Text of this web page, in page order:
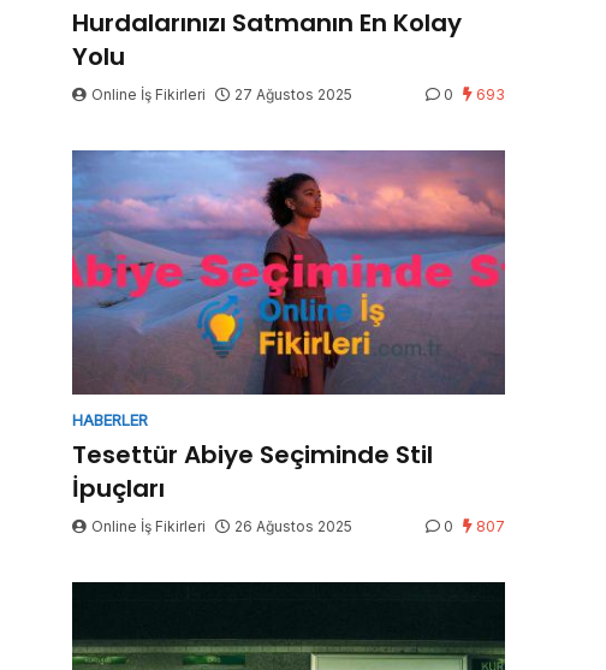
Hurdalarınızı Satmanın En Kolay
Yolu
Online İş Fikirleri 27 Ağustos 2025 0 693
HABERLER
Tesettür Abiye Seçiminde Stil
İpuçları
Online İş Fikirleri 26 Ağustos 2025 0 807